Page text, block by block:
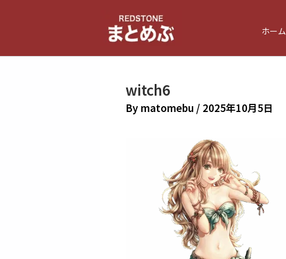
ス
ホーム
witch6
By matomebu / 2025年10月5日